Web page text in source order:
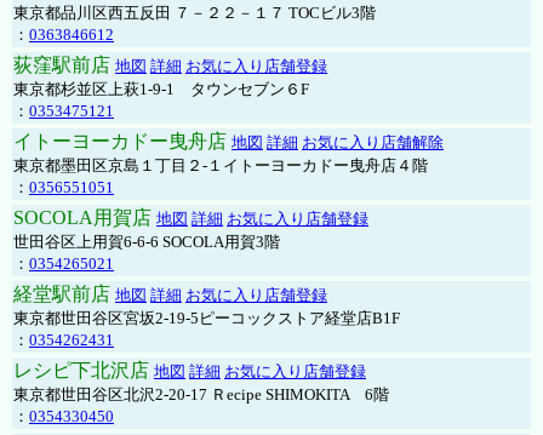
東京都品川区西五反田 ７－２２－１７ TOCビル3階
： 0363846612
荻窪駅前店 地図 詳細 お気に入り店舗登録
東京都杉並区上萩1-9-1 タウンセブン６F
： 0353475121
イトーヨーカドー曳舟店 地図 詳細 お気に入り店舗解除
東京都墨田区京島１丁目２-１イトーヨーカドー曳舟店４階
： 0356551051
SOCOLA用賀店 地図 詳細 お気に入り店舗登録
世田谷区上用賀6-6-6 SOCOLA用賀3階
： 0354265021
経堂駅前店 地図 詳細 お気に入り店舗登録
東京都世田谷区宮坂2-19-5ピーコックストア経堂店B1F
： 0354262431
レシピ下北沢店 地図 詳細 お気に入り店舗登録
東京都世田谷区北沢2-20-17 Ｒecipe SHIMOKITA 6階
： 0354330450